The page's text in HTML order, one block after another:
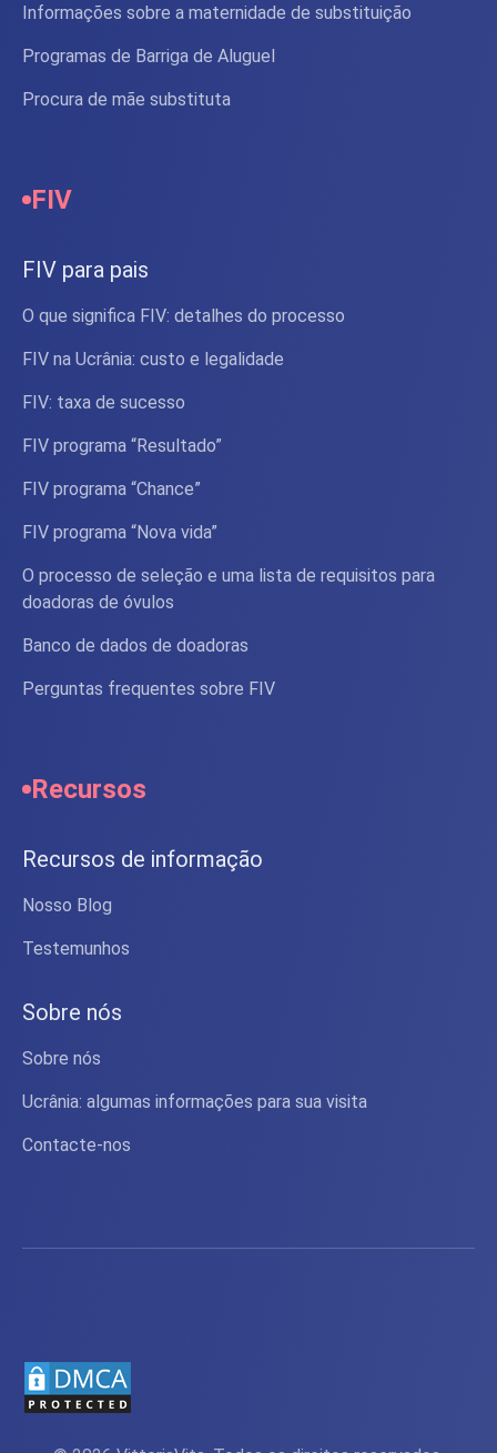
Informações sobre a maternidade de substituição
Programas de Barriga de Aluguel
Procura de mãe substituta
FIV
FIV para pais
O que significa FIV: detalhes do processo
FIV na Ucrânia: custo e legalidade
FIV: taxa de sucesso
FIV programa “Resultado”
FIV programa “Chance”
FIV programa “Nova vida”
O processo de seleção e uma lista de requisitos para
doadoras de óvulos
Banco de dados de doadoras
Perguntas frequentes sobre FIV
Recursos
Recursos de informação
Nosso Blog
Testemunhos
Sobre nós
Sobre nós
Ucrânia: algumas informações para sua visita
Contacte-nos